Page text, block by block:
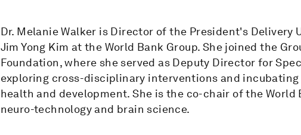
Dr. Melanie Walker is Director of the President's Delivery
Jim Yong Kim at the World Bank Group. She joined the
Foundation, where she served as Deputy Director for
exploring cross-disciplinary interventions and
health and development. She is the co-chair of the World
neuro-technology and brain science.